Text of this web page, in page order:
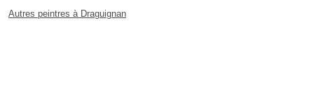
Autres peintres à Draguignan